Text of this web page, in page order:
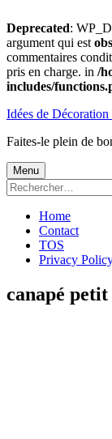
Deprecated:
argument qui est
commentaires
pris en charge. in /
includes/
au
Idées de
Faites-le plein de
Menu
principal
Menu
Rechercher :
Home
Contact
TOS
Privacy
canapé petit